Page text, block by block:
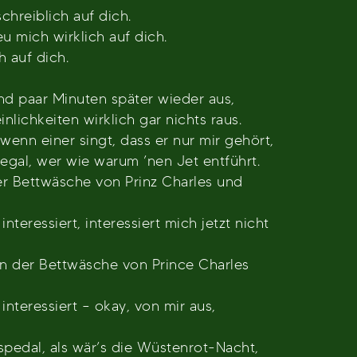
auf dich.
mich wirklich auf dich.
auf dich.
paar Minuten später wieder aus,
wirklich gar nichts raus.
einer singt, dass er nur mir gehört,
wer wie warum ’nen Jet entführt.
Bettwäsche von Prinz Charles und
interessiert mich jetzt nicht
der Bettwäsche von Prince Charles
– okay, von mir aus,
als wär’s die Wüstenrot-Nacht,